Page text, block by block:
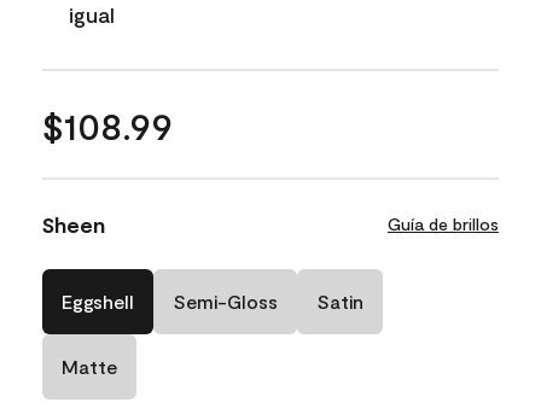
igual
$108.99
Sheen Guía de brillos
Eggshell Semi-Gloss Satin
Matte